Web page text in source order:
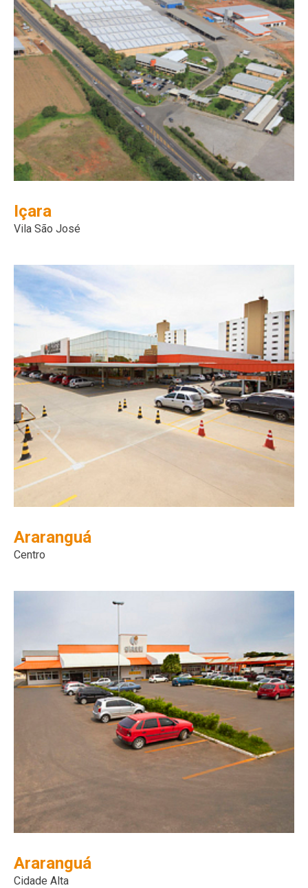
Içara
Vila São José
Araranguá
Centro
Araranguá
Cidade Alta